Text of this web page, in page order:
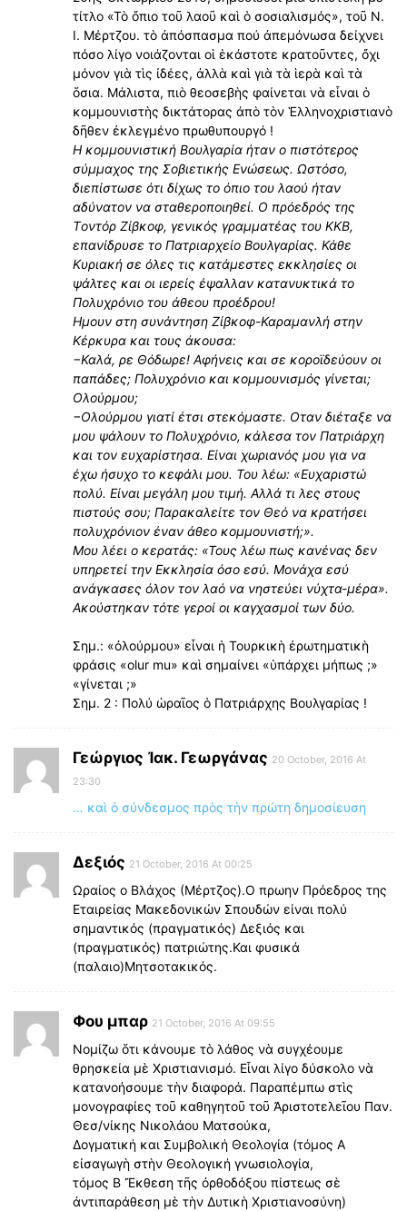
τίτλο «Τὸ ὄπιο τοῦ λαοῦ καὶ ὁ σοσιαλισμός», τοῦ Ν.
Ι. Μέρτζου. τὸ ἀπόσπασμα πού ἀπεμόνωσα δείχνει
πόσο λίγο νοιάζονται οἱ ἑκάστοτε κρατοῦντες, ὄχι
μόνον γιὰ τὶς ἰδέες, ἀλλὰ καὶ γιὰ τὰ ἱερὰ καὶ τὰ
ὅσια. Μάλιστα, πιὸ θεοσεβὴς φαίνεται νὰ εἶναι ὁ
κομμουνιστὴς δικτάτορας άπὸ τὸν Ἑλληνοχριστιανὸ
δῆθεν ἐκλεγμένο πρωθυπουργό !
Η κομμουνιστική Βουλγαρία ήταν ο πιστότερος
σύμμαχος της Σοβιετικής Ενώσεως. Ωστόσο,
διεπίστωσε ότι δίχως το όπιο του λαού ήταν
αδύνατον να σταθεροποιηθεί. Ο πρόεδρός της
Τoντόρ Ζίβκοφ, γενικός γραμματέας του ΚΚΒ,
επανίδρυσε το Πατριαρχείο Βουλγαρίας. Κάθε
Κυριακή σε όλες τις κατάμεστες εκκλησίες οι
ψάλτες και οι ιερείς έψαλλαν κατανυκτικά το
Πολυχρόνιο του άθεου προέδρου!
Ημουν στη συνάντηση Ζίβκοφ-Καραμανλή στην
Κέρκυρα και τους άκουσα:
−Καλά, ρε Θόδωρε! Αφήνεις και σε κοροϊδεύουν οι
παπάδες; Πολυχρόνιο και κομμουνισμός γίνεται;
Ολούρμου;
−Ολούρμου γιατί έτσι στεκόμαστε. Οταν διέταξε να
μου ψάλουν το Πολυχρόνιο, κάλεσα τον Πατριάρχη
και τον ευχαρίστησα. Είναι χωριανός μου για να
έχω ήσυχο το κεφάλι μου. Του λέω: «Ευχαριστώ
πολύ. Είναι μεγάλη μου τιμή. Αλλά τι λες στους
πιστούς σου; Παρακαλείτε τον Θεό να κρατήσει
πολυχρόνιον έναν άθεο κομμουνιστή;».
Μου λέει ο κερατάς: «Τους λέω πως κανένας δεν
υπηρετεί την Εκκλησία όσο εσύ. Μονάχα εσύ
ανάγκασες όλον τον λαό να νηστεύει νύχτα-μέρα».
Ακούστηκαν τότε γεροί οι καγχασμοί των δύο.
Σημ.: «ὀλούρμου» εἶναι ἡ Τουρκικὴ ἐρωτηματικὴ
φράσις «olur mu» καὶ σημαίνει «ὑπάρχει μήπως ;»
«γίνεται ;»
Σημ. 2 : Πολύ ὡραῖος ὁ Πατριάρχης Βουλγαρίας !
Γεώργιος Ἰακ. Γεωργάνας 20 October, 2016 At
23:30
… καὶ ὁ σύνδεσμος πρὸς τὴν πρώτη δημοσίευση
Δεξιός 21 October, 2016 At 00:25
Ωραίος ο Βλάχος (Μέρτζος).Ο πρωην Πρόεδρος της
Εταιρείας Μακεδονικών Σπουδών είναι πολύ
σημαντικός (πραγματικός) Δεξιός και
(πραγματικός) πατριώτης.Και φυσικά
(παλαιο)Μητσοτακικός.
Φου μπαρ 21 October, 2016 At 09:55
Νομίζω ὅτι κάνουμε τὸ λάθος νὰ συγχέουμε
θρησκεία μὲ Χριστιανισμό. Εἶναι λίγο δύσκολο νὰ
κατανοήσουμε τὴν διαφορά. Παραπέμπω στὶς
μονογραφίες τοῦ καθηγητοῦ τοῦ Ἀριστοτελεῖου Παν.
Θεσ/νίκης Νικολάου Ματσούκα,
Δογματική και Συμβολική Θεολογία (τόμος Α
εἰσαγωγὴ στὴν Θεολογική γνωσιολογία,
τόμος Β Ἔκθεση τῆς ὀρθοδόξου πίστεως σὲ
ἀντιπαράθεση μὲ τὴν Δυτικὴ Χριστιανοσύνη)